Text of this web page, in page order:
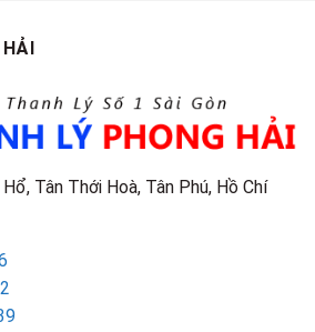
Điểm
Nhận
Biết
Tân Thới Hoà, Tân Phú, Hồ Chí